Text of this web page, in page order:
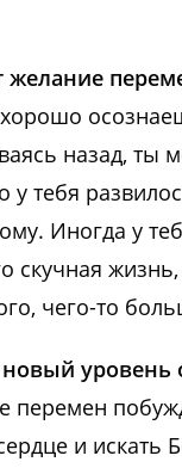
желание
назад, ты
у тебя
Иногда у
скучная
чего-то
уровень
перемен
и искать